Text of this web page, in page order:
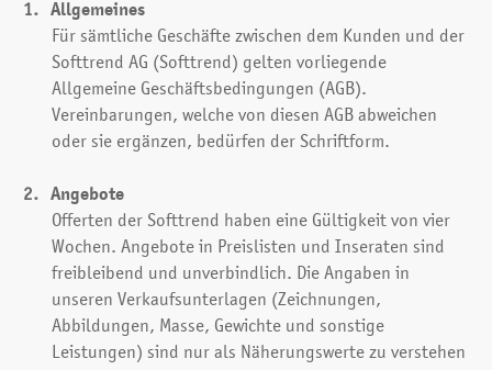
Allgemeines
Für sämtliche Geschäfte zwischen dem Kunden und der
Softtrend AG (Softtrend) gelten vorliegende
Allgemeine Geschäftsbedingungen (AGB).
Vereinbarungen, welche von diesen AGB abweichen
oder sie ergänzen, bedürfen der Schriftform.
Angebote
Offerten der Softtrend haben eine Gültigkeit von vier
Wochen. Angebote in Preislisten und Inseraten sind
freibleibend und unverbindlich. Die Angaben in
unseren Verkaufsunterlagen (Zeichnungen,
Abbildungen, Masse, Gewichte und sonstige
Leistungen) sind nur als Näherungswerte zu verstehen